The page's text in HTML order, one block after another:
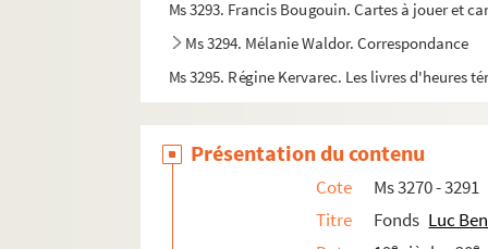
Ms 3293. Francis Bougouin. Cartes à jouer et
Ms 3294. Mélanie Waldor. Correspondance
Ms 3295. Régine Kervarec. Les livres d'heures
Ms 3297. Divers documents de caractères
Ms 3298. Lettres d'Eloi Guitteny à Luce
Ms 3299. Lettres diverses et autres pièces
Présentation du contenu
Cote
Ms 3270 - 3291
Titre
Fonds Luc